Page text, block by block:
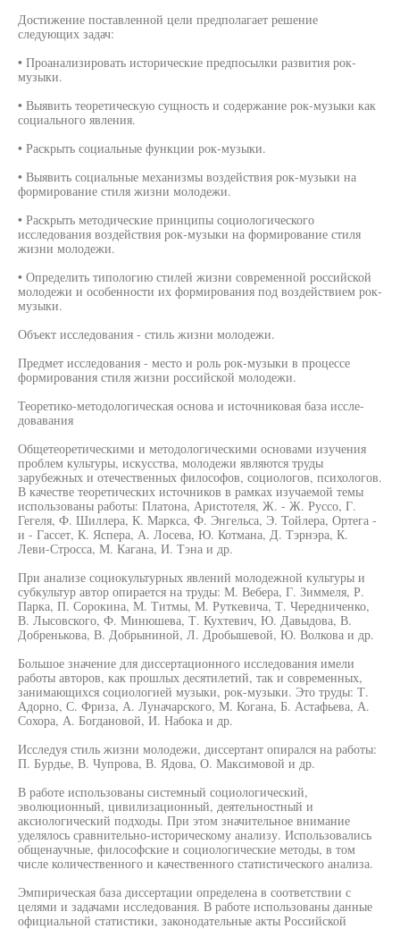
Достижение поставленной цели предполагает решение
следующих задач:
• Проанализировать исторические предпосылки развития рок-
музыки.
• Выявить теоретическую сущность и содержание рок-музыки как
социального явления.
• Раскрыть социальные функции рок-музыки.
• Выявить социальные механизмы воздействия рок-музыки на
формирование стиля жизни молодежи.
• Раскрыть методические принципы социологического
исследования воздействия рок-музыки на формирование стиля
жизни молодежи.
• Определить типологию стилей жизни современной российской
молодежи и особенности их формирования под воздействием рок-
музыки.
Объект исследования - стиль жизни молодежи.
Предмет исследования - место и роль рок-музыки в процессе
формирования стиля жизни российской молодежи.
Теоретико-методологическая основа и источниковая база иссле-
довавания
Общетеоретическими и методологическими основами изучения
проблем культуры, искусства, молодежи являются труды
зарубежных и отечественных философов, социологов, психологов.
В качестве теоретических источников в рамках изучаемой темы
использованы работы: Платона, Аристотеля, Ж. - Ж. Руссо, Г.
Гегеля, Ф. Шиллера, К. Маркса, Ф. Энгельса, Э. Тойлера, Ортега -
и - Гассет, К. Яспера, А. Лосева, Ю. Котмана, Д. Тэрнэра, К.
Леви-Стросса, М. Кагана, И. Тэна и др.
При анализе социокультурных явлений молодежной культуры и
субкультур автор опирается на труды: М. Вебера, Г. Зиммеля, Р.
Парка, П. Сорокина, М. Титмы, М. Руткевича, Т. Чередниченко,
В. Лысовского, Ф. Минюшева, Т. Кухтевич, Ю. Давыдова, В.
Добренькова, В. Добрыниной, Л. Дробышевой, Ю. Волкова и др.
Большое значение для диссертационного исследования имели
работы авторов, как прошлых десятилетий, так и современных,
занимающихся социологией музыки, рок-музыки. Это труды: Т.
Адорно, С. Фриза, А. Луначарского, М. Когана, Б. Астафьева, А.
Сохора, А. Богдановой, И. Набока и др.
Исследуя стиль жизни молодежи, диссертант опирался на работы:
П. Бурдье, В. Чупрова, В. Ядова, О. Максимовой и др.
В работе использованы системный социологический,
эволюционный, цивилизационный, деятельностный и
аксиологический подходы. При этом значительное внимание
уделялось сравнительно-историческому анализу. Использовались
общенаучные, философские и социологические методы, в том
числе количественного и качественного статистического анализа.
Эмпирическая база диссертации определена в соответствии с
целями и задачами исследования. В работе использованы данные
официальной статистики, законодательные акты Российской